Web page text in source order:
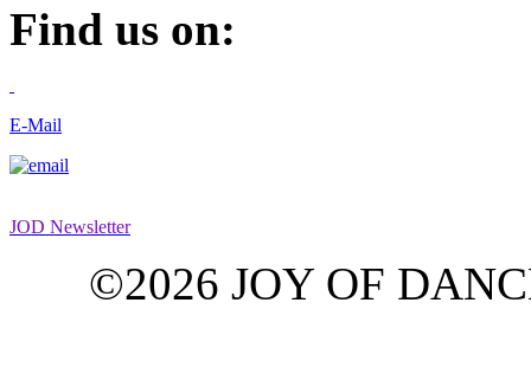
Find us on:
E-Mail
JOD Newsletter
©2026 JOY OF